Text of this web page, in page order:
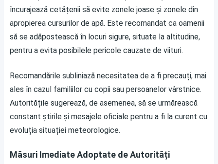
încurajează cetățenii să evite zonele joase și zonele din
apropierea cursurilor de apă. Este recomandat ca oamenii
să se adăpostească în locuri sigure, situate la altitudine,
pentru a evita posibilele pericole cauzate de viituri.
Recomandările subliniază necesitatea de a fi precauți, mai
ales în cazul familiilor cu copii sau persoanelor vârstnice.
Autoritățile sugerează, de asemenea, să se urmărească
constant știrile și mesajele oficiale pentru a fi la curent cu
evoluția situației meteorologice.
Măsuri Imediate Adoptate de Autorități